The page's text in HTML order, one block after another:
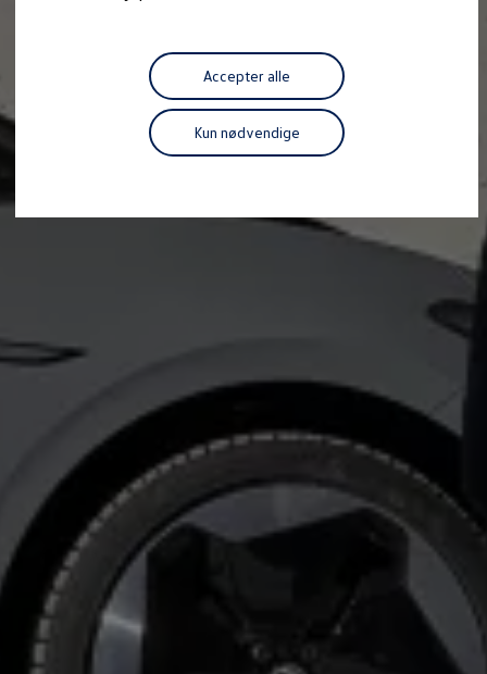
Accepter alle
Kun nødvendige
Fordele ved at vælge autoriseret værksted til din
Om Volkswagen
Nyheder
Tilmeld nyhedsbrev
Pressemeddelser
Kalenderbillede